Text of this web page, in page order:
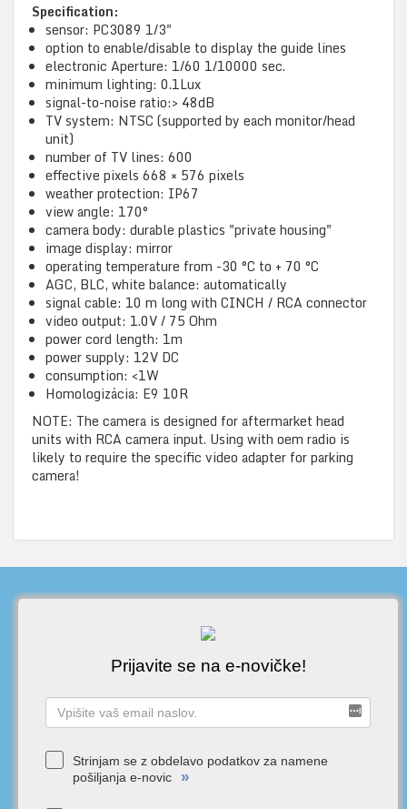
Specification:
sensor: PC3089 1/3"
option to enable/disable to display the guide lines
electronic Aperture: 1/60 1/10000 sec.
minimum lighting: 0.1Lux
signal-to-noise ratio:> 48dB
TV system: NTSC (supported by each monitor/head
unit)
number of TV lines: 600
effective pixels 668 × 576 pixels
weather protection: IP67
view angle: 170°
camera body: durable plastics "private housing"
image display: mirror
operating temperature from -30 °C to + 70 °C
AGC, BLC, white balance: automatically
signal cable: 10 m long with CINCH / RCA connector
video output: 1.0V / 75 Ohm
power cord length: 1m
power supply: 12V DC
consumption: <1W
Homologizácia: E9 10R
NOTE: The camera is designed for aftermarket head
units with RCA camera input. Using with oem radio is
likely to require the specific video adapter for parking
camera!
Prijavite se na e-novičke!
Strinjam se z obdelavo podatkov za namene
pošiljanja e-novic
»